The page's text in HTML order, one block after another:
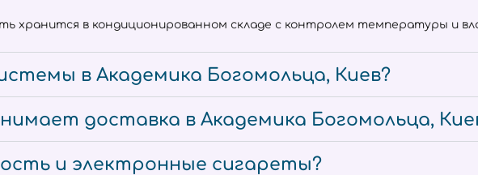
хранится в кондиционированном складе с контролем температуры и
в Академика Богомольца, Киев?
доставка в Академика Богомольца,
и электронные сигареты?